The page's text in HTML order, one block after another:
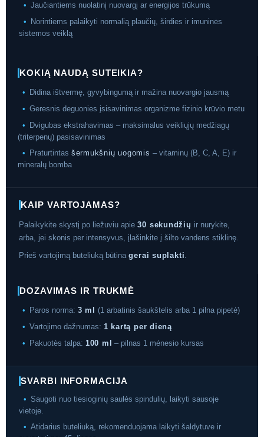
• Jaučiantiems nuolatinį nuovargį ar energijos trūkumą
•
Norintiems palaikyti normalią plaučių, širdies ir imuninės
sistemos veiklą
KOKIĄ NAUDĄ SUTEIKIA?
•
Didina ištvermę, gyvybingumą ir mažina nuovargio jausmą
• Geresnis deguonies įsisavinimas organizme fizinio krūvio metu
• Dvigubas ekstrahavimas – maksimalus veikliųjų medžiagų
(triterpenų) pasisavinimas
•
Praturtintas šermukšnių uogomis – vitaminų (B, C, A, E) ir
mineralų bomba
KAIP VARTOJAMAS?
Palaikykite skystį po liežuviu apie30 sekundžių ir nurykite,
arba, jei skonis per intensyvus, įlašinkite į šilto vandens stiklinę.
Prieš vartojimą buteliuką būtinagerai suplakti.
DOZAVIMAS IR TRUKMĖ
• Paros norma: 3 ml
(1 arbatinis šaukštelis arba 1 pilna pipetė)
• Vartojimo dažnumas: 1 kartą per dieną
•
Pakuotės talpa: 100 ml – pilnas 1 mėnesio kursas
SVARBI INFORMACIJA
•
Saugoti nuo tiesioginių saulės spindulių, laikyti sausoje
vietoje.
• Atidarius buteliuką, rekomenduojama laikyti šaldytuve ir